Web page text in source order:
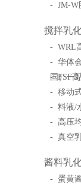
- JM-W
搅拌乳
- WRL
- 华体
国）一
- FSF
- 移动
- 料液/
- 高压
- 真空
酱料乳
- 蛋黄